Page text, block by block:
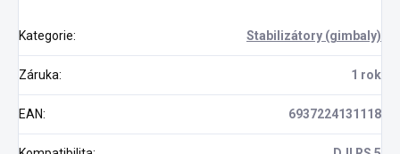
Kategorie: Stabilizátory (gimbaly)
Záruka: 1 rok
EAN: 6937224131118